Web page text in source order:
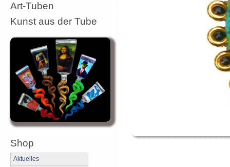
Art-Tuben
Kunst aus der Tube
Shop
Aktuelles